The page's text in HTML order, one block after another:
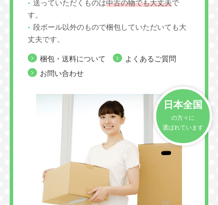
送っていただくものは中古の物でも大丈夫で
す。
段ボール以外のもので梱包していただいても大
丈夫です。
梱包・送料について
よくあるご質問
お問い合わせ
日本全国
の方々に
選ばれています